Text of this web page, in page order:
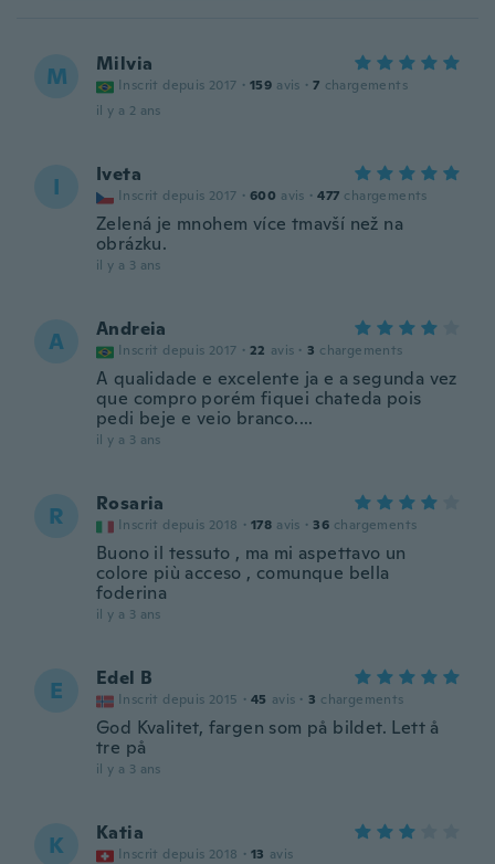
M Milvia
Inscrit depuis 2017 · 159 avis · 7 chargements
il y a 2 ans
I Iveta
Inscrit depuis 2017 · 600 avis · 477 chargements
Zelená je mnohem více tmavší než na
obrázku.
il y a 3 ans
A Andreia
Inscrit depuis 2017 · 22 avis · 3 chargements
A qualidade e excelente ja e a segunda vez
que compro porém fiquei chateda pois
pedi beje e veio branco....
il y a 3 ans
R Rosaria
Inscrit depuis 2018 · 178 avis · 36 chargements
Buono il tessuto , ma mi aspettavo un
colore più acceso , comunque bella
foderina
il y a 3 ans
E Edel B
Inscrit depuis 2015 · 45 avis · 3 chargements
God Kvalitet, fargen som på bildet. Lett å
tre på
il y a 3 ans
K Katia
Inscrit depuis 2018 · 13 avis